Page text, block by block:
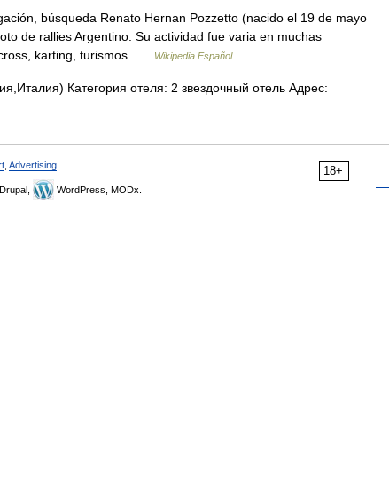
búsqueda Renato Hernan Pozzetto (nacido el 19 de mayo
de rallies Argentino. Su actividad fue varia en muchas
karting, turismos …
Wikipedia Español
Категория отеля: 2 звездочный отель Адрес:
18+
Advertising
Drupal, WordPress, MODx.